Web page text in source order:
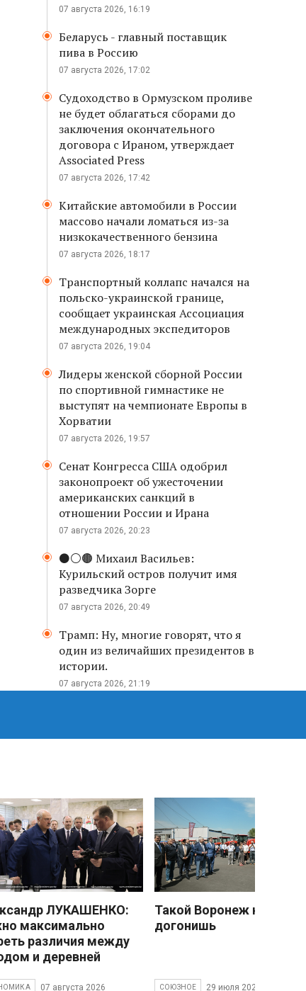
07 августа 2026, 16:19
Беларусь - главный поставщик
пива в Россию
07 августа 2026, 17:02
Судоходство в Ормузском проливе
не будет облагаться сборами до
заключения окончательного
договора с Ираном, утверждает
Associated Press
07 августа 2026, 17:42
Китайские автомобили в России
массово начали ломаться из-за
низкокачественного бензина
07 августа 2026, 18:17
Транспортный коллапс начался на
польско-украинской границе,
сообщает украинская Ассоциация
международных экспедиторов
07 августа 2026, 19:04
Лидеры женской сборной России
по спортивной гимнастике не
выступят на чемпионате Европы в
Хорватии
07 августа 2026, 19:57
Сенат Конгресса США одобрил
законопроект об ужесточении
американских санкций в
отношении России и Ирана
07 августа 2026, 20:23
⚫️⚪️🟤 Михаил Васильев:
Курильский остров получит имя
разведчика Зорге
07 августа 2026, 20:49
Трамп: Ну, многие говорят, что я
один из величайших президентов в
истории.
07 августа 2026, 21:19
ЛУКАШЕНКО:
максимально
различия между
и деревней
07 августа 2026
Такой Воронеж не
догонишь
СОЮЗНОЕ 29 июля 2026